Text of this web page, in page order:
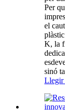
Per
el
K, la
sinó
Llegir